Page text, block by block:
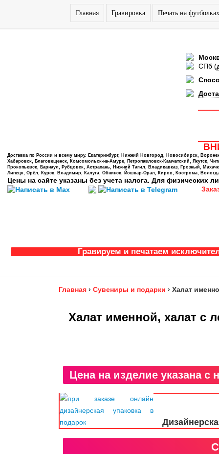
Главная Гравировка Печать на футболках
СПб (
Доставка по России и всему миру. Екатеринбург, Нижний Новгород, Новосибирск,
Хабаровск, Благовещенск, Комсомольск-на-Амуре, Петропавловск-Камчатский, Якутск,
Прокопьевск, Барнаул, Рубцовск, Астрахань, Нижний Тагил, Владикавказ, Грозный,
Липецк, Орёл, Курск, Владимир, Калуга, Обнинск, Йошкар-Орал, Киров, Кострома,
Цены на сайте указаны без учета налога. Для физических
Гравируем и печатаем
Главная › Сувениры и подарки › Халат
Халат именной, халат с
Цена на изделие указана с